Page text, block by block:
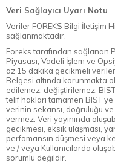
Veri Sağlayıcı Uyarı Notu
Veriler FOREKS Bilgi İletişim
sağlanmaktadır.
Foreks tarafından sağlanan
Piyasası, Vadeli İşlem ve
az 15 dakika gecikmeli
Belgesi altında korunmakta
edilemez, değiştirilemez.
telif hakları tamamen
verinin sekansı, doğruluğu
vermez. Veri yayınında
gecikmesi, eksik ulaşması,
perfomansın düşmesi veya
ve / veya Kullanıcılarda
sorumlu değildir.